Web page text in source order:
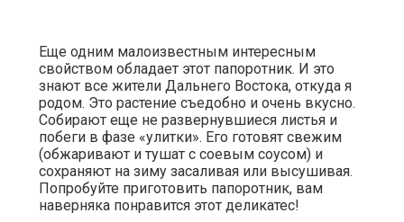
Еще одним малоизвестным интересным
свойством обладает этот папоротник. И это
знают все жители Дальнего Востока, откуда я
родом. Это растение съедобно и очень вкусно.
Собирают еще не развернувшиеся листья и
побеги в фазе «улитки». Его готовят свежим
(обжаривают и тушат с соевым соусом) и
сохраняют на зиму засаливая или высушивая.
Попробуйте приготовить папоротник, вам
наверняка понравится этот деликатес!